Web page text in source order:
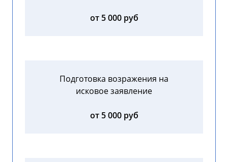
от 5 000 руб
Подготовка возражения на
исковое заявление
от 5 000 руб